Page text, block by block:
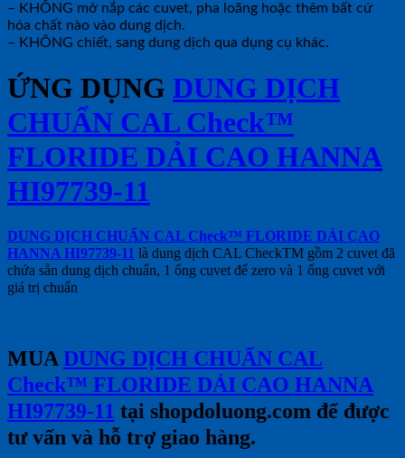
– KHÔNG mở nắp các cuvet, pha loãng hoặc thêm bất cứ
hóa chất nào vào dung dịch.
– KHÔNG chiết, sang dung dịch qua dụng cụ khác.
ỨNG DỤNG DUNG DỊCH
CHUẨN CAL Check™
FLORIDE DẢI CAO HANNA
HI97739-11
DUNG DỊCH CHUẨN CAL Check™ FLORIDE DẢI CAO
HANNA HI97739-11 là dung dịch CAL CheckTM gồm 2 cuvet đã
chứa sẵn dung dịch chuẩn, 1 ống cuvet để zero và 1 ống cuvet với
giá trị chuẩn
MUA DUNG DỊCH CHUẨN CAL
Check™ FLORIDE DẢI CAO HANNA
HI97739-11 tại shopdoluong.com để được
tư vấn và hỗ trợ giao hàng.